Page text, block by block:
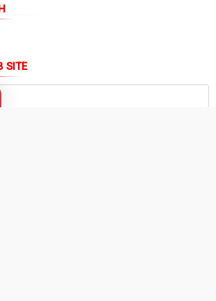
toàn đội ngũ tuyên truyền viên cơ sở trên địa
thành phố Hải...
UBND ngày 27/07/2026 của Ủy ban nhân dân